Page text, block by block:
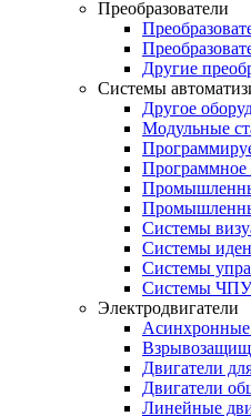
Преобразователи
Другие
Системы
Другое
Модульные
Программное
Системы
Системы
Системы
Системы ЧПУ
Электродвигатели
Асинхронные
Двигатели
Двигатели
Линейные